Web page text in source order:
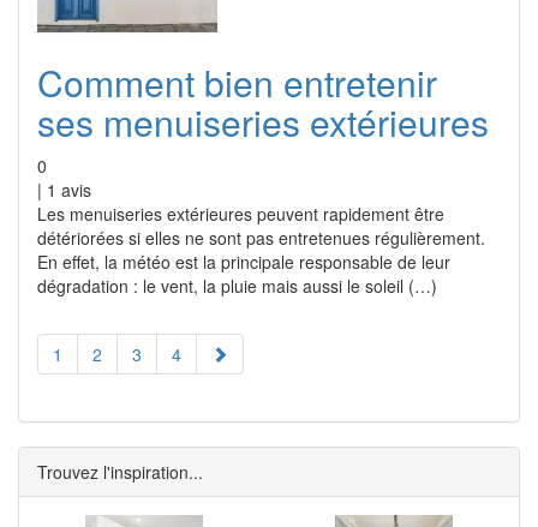
Comment bien entretenir
ses menuiseries extérieures
0
| 1 avis
Les menuiseries extérieures peuvent rapidement être
détériorées si elles ne sont pas entretenues régulièrement.
En effet, la météo est la principale responsable de leur
dégradation : le vent, la pluie mais aussi le soleil (…)
1 2 3 4
Trouvez l'inspiration...